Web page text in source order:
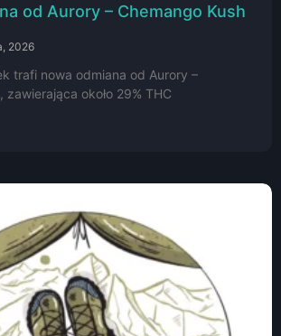
od Aurory – Chemango Kush
2026
trafi nowa odmiana od Aurory –
zawierająca około 29% THC